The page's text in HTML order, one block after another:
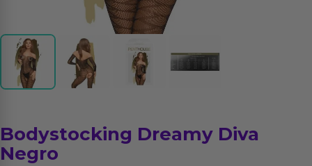
Bodystocking Dreamy Diva
Negro